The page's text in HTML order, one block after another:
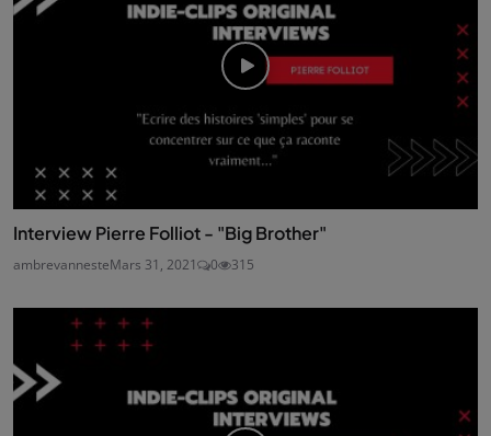
Interview Pierre Folliot - "Big Brother"
ambrevannesteMars 31, 2021 0 315